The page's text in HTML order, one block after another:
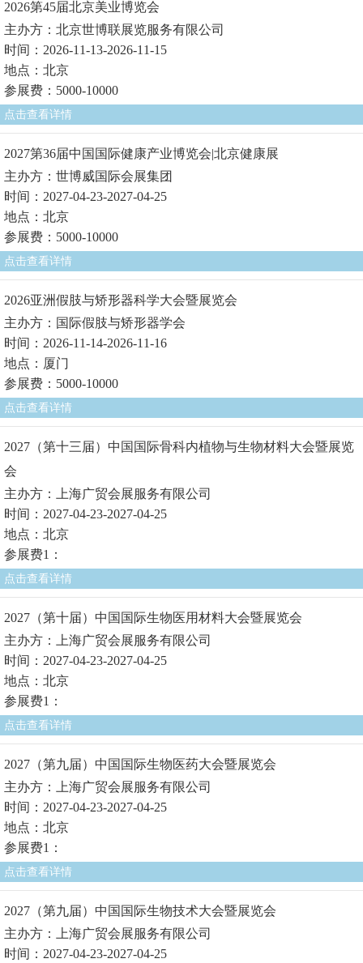
2026第45届北京美业博览会
主办方：北京世博联展览服务有限公司
时间：2026-11-13-2026-11-15
地点：北京
参展费：5000-10000
点击查看详情
2027第36届中国国际健康产业博览会|北京健康展
主办方：世博威国际会展集团
时间：2027-04-23-2027-04-25
地点：北京
参展费：5000-10000
点击查看详情
2026亚洲假肢与矫形器科学大会暨展览会
主办方：国际假肢与矫形器学会
时间：2026-11-14-2026-11-16
地点：厦门
参展费：5000-10000
点击查看详情
2027（第十三届）中国国际骨科内植物与生物材料大会暨展览
会
主办方：上海广贸会展服务有限公司
时间：2027-04-23-2027-04-25
地点：北京
参展费1：
点击查看详情
2027（第十届）中国国际生物医用材料大会暨展览会
主办方：上海广贸会展服务有限公司
时间：2027-04-23-2027-04-25
地点：北京
参展费1：
点击查看详情
2027（第九届）中国国际生物医药大会暨展览会
主办方：上海广贸会展服务有限公司
时间：2027-04-23-2027-04-25
地点：北京
参展费1：
点击查看详情
2027（第九届）中国国际生物技术大会暨展览会
主办方：上海广贸会展服务有限公司
时间：2027-04-23-2027-04-25